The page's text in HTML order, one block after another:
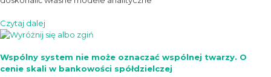
Czytaj dalej
Wspólny system nie może oznaczać wspólnej twarzy. O
cenie skali w bankowości spółdzielczej